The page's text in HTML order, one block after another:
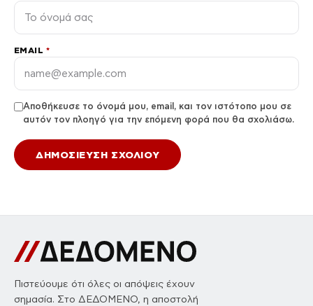
EMAIL *
Αποθήκευσε το όνομά μου, email, και τον ιστότοπο μου σε
αυτόν τον πλοηγό για την επόμενη φορά που θα σχολιάσω.
Πιστεύουμε ότι όλες οι απόψεις έχουν
σημασία. Στο ΔΕΔΟΜΕΝΟ, η αποστολή